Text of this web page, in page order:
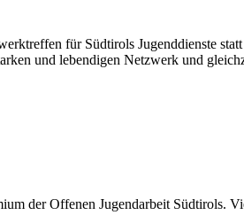
für Südtirols Jugenddienste
und lebendigen Netzwerk und
der Offenen Jugendarbeit Südtirols.